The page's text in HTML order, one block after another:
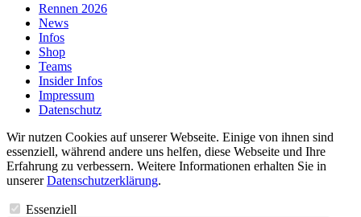
Rennen 2026
News
Infos
Shop
Teams
Insider Infos
Impressum
Datenschutz
Wir nutzen Cookies auf unserer Webseite. Einige von ihnen sind
essenziell, während andere uns helfen, diese Webseite und Ihre
Erfahrung zu verbessern. Weitere Informationen erhalten Sie in
unsererDatenschutzerklärung.
Essenziell